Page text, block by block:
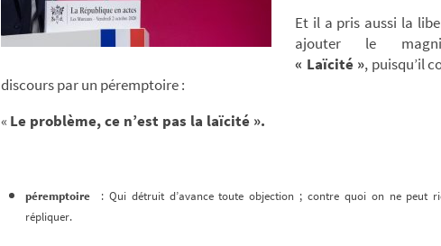
Et il a pris aussi la
ajouter le
« Laïcité », puisqu’il
discours par un péremptoire :
«Le problème, ce n’est pas la laïcité ».
péremptoire : Qui détruit d’avance toute objection ; contre quoi on ne peut
répliquer.